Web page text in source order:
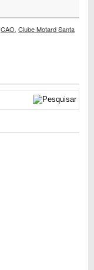
CAO Clube Motard Santa